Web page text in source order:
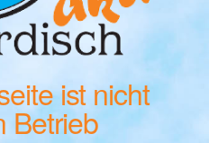
ist nicht
Betrieb